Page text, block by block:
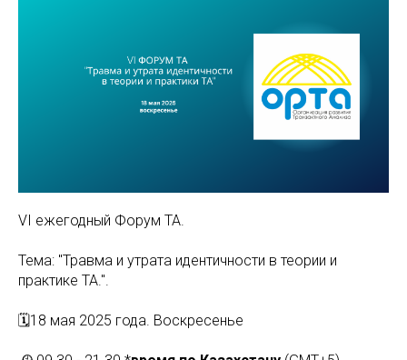
VI ежегодный Форум ТА.
Тема: "Травма и утрата идентичности в теории и
практике ТА.".
🗓18 мая 2025 года. Воскресенье